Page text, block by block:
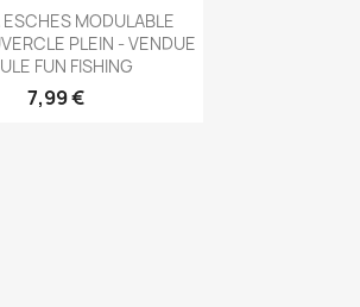
Aperçu rapide
ESCHES MODULABLE
PLEIN - VENDUE
FUN FISHING
7,99 €